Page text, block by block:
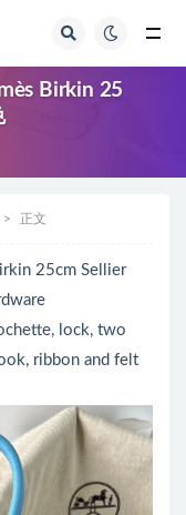
Birkin 25
正文
25cm Sellier
lock, two
ribbon and felt